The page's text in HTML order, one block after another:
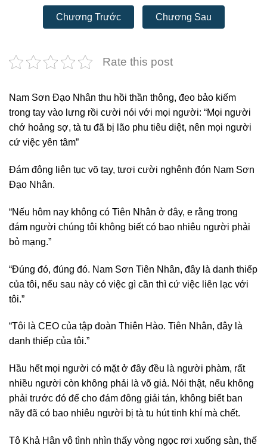
Chương Trước Chương Sau
Rate this post
Nam Sơn Đạo Nhân thu hồi thần thông, đeo bảo kiếm
trong tay vào lưng rồi cười nói với mọi người: “Mọi người
chớ hoảng sợ, tà tu đã bị lão phu tiêu diệt, nên mọi người
cứ việc yên tâm”
Đám đông liên tục võ tay, tươi cười nghênh đón Nam Sơn
Đạo Nhân.
“Nếu hôm nay không có Tiên Nhân ở đây, e rằng trong
đám người chúng tôi không biết có bao nhiêu người phải
bỏ mạng.”
“Đúng đó, đúng đó. Nam Sơn Tiên Nhân, đây là danh thiếp
của tôi, nếu sau này có việc gì cần thì cứ việc liên lạc với
tôi.”
“Tôi là CEO của tập đoàn Thiên Hào. Tiên Nhân, đây là
danh thiếp của tôi.”
Hầu hết mọi người có mặt ở đây đều là người phàm, rất
nhiều người còn không phải là võ giả. Nói thật, nếu không
phải trước đó để cho đám đông giải tán, không biết ban
nãy đã có bao nhiêu người bị tà tu hút tinh khí mà chết.
Tô Khả Hân vô tình nhìn thấy vòng ngọc rơi xuống sàn, thế